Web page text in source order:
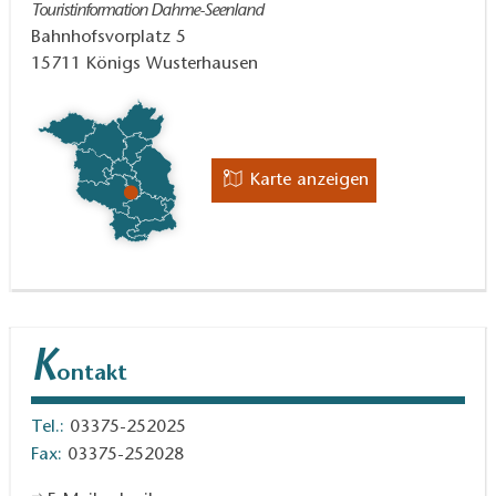
Schwimmsteganlage mit Solardach. Dieser Steg ist
auch An- und Abfahrtspunkt für die beliebten Fahrten
mit der Dahme-Schifffahrt-Teupitz. Im See liegen
mehrere kleine Inseln, teilweise mit
Wochenendhäusern bebaut. Das südliche Ufer des
Teupitzer Sees ist ein Naturschutzgebiet. Der
Schweriner Horst ist eine Insel und mit dem Ort
Schwerin nur durch eine Brücke verbunden. Über den
den Zemminsee und weiter in den sich
Ortschaft Groß Köris liegt. Am Ausgang des
Schulzensees unterquert man eine Portal-Zugbrücke.
Hier geht es jetzt über den Großen Moddersee und
Kleinen Moddersee zum Klein Köriser See. Durch
Touristinformation Dahme-Seenland
Bahnhofsvorplatz 5
15711 Königs Wusterhausen
Karte anzeigen
Kontakt
Tel.: 03375-252025
Fax: 03375-252028